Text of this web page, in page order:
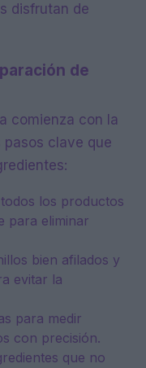
disfrutan de
de
comienza con la
clave que
los productos
para eliminar
bien afilados y
evitar la
para medir
con precisión.
que no